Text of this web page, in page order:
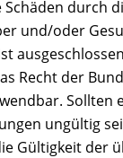
durch
und/oder
Recht der
Sollten
ungültig
Gültigkeit der